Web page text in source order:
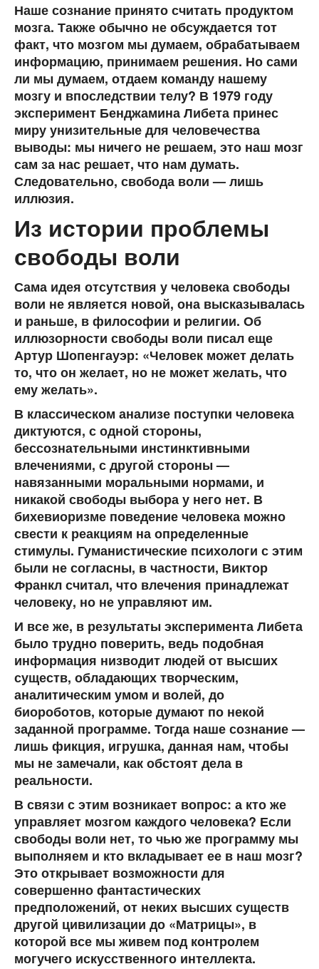
Наше сознание принято считать продуктом
мозга. Также обычно не обсуждается тот
факт, что мозгом мы думаем, обрабатываем
информацию, принимаем решения. Но сами
ли мы думаем, отдаем команду нашему
мозгу и впоследствии телу? В 1979 году
эксперимент Бенджамина Либета принес
миру унизительные для человечества
выводы: мы ничего не решаем, это наш мозг
сам за нас решает, что нам думать.
Следовательно, свобода воли — лишь
иллюзия.
Из истории проблемы
свободы воли
Сама идея отсутствия у человека свободы
воли не является новой, она высказывалась
и раньше, в философии и религии. Об
иллюзорности свободы воли писал еще
Артур Шопенгауэр: «Человек может делать
то, что он желает, но не может желать, что
ему желать».
В классическом анализе поступки человека
диктуются, с одной стороны,
бессознательными инстинктивными
влечениями, с другой стороны —
навязанными моральными нормами, и
никакой свободы выбора у него нет. В
бихевиоризме поведение человека можно
свести к реакциям на определенные
стимулы. Гуманистические психологи с этим
были не согласны, в частности, Виктор
Франкл считал, что влечения принадлежат
человеку, но не управляют им.
И все же, в результаты эксперимента Либета
было трудно поверить, ведь подобная
информация низводит людей от высших
существ, обладающих творческим,
аналитическим умом и волей, до
биороботов, которые думают по некой
заданной программе. Тогда наше сознание —
лишь фикция, игрушка, данная нам, чтобы
мы не замечали, как обстоят дела в
реальности.
В связи с этим возникает вопрос: а кто же
управляет мозгом каждого человека? Если
свободы воли нет, то чью же программу мы
выполняем и кто вкладывает ее в наш мозг?
Это открывает возможности для
совершенно фантастических
предположений, от неких высших существ
другой цивилизации до «Матрицы», в
которой все мы живем под контролем
могучего искусственного интеллекта.